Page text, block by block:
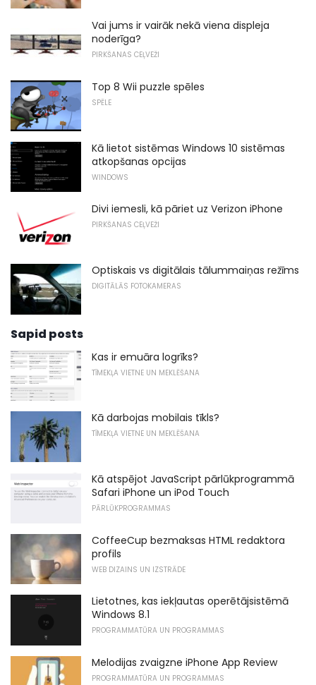
Vai jums ir vairāk nekā viena displeja
noderīga?
PIRKŠANAS CEĻVEŽI
Top 8 Wii puzzle spēles
SPĒLE
Kā lietot sistēmas Windows 10 sistēmas
atkopšanas opcijas
WINDOWS
Divi iemesli, kā pāriet uz Verizon iPhone
PIRKŠANAS CEĻVEŽI
Optiskais vs digitālais tālummaiņas režīms
DIGITĀLĀS FOTOKAMERAS
Sapid posts
Kas ir emuāra logrīks?
TĪMEKĻA VIETNE UN MEKLĒŠANA
Kā darbojas mobilais tīkls?
TĪMEKĻA VIETNE UN MEKLĒŠANA
Kā atspējot JavaScript pārlūkprogrammā
Safari iPhone un iPod Touch
PĀRLŪKPROGRAMMAS
CoffeeCup bezmaksas HTML redaktora
profils
WEB DIZAINS UN IZSTRĀDE
Lietotnes, kas iekļautas operētājsistēmā
Windows 8.1
PROGRAMMATŪRA UN PROGRAMMAS
Melodijas zvaigzne iPhone App Review
PROGRAMMATŪRA UN PROGRAMMAS